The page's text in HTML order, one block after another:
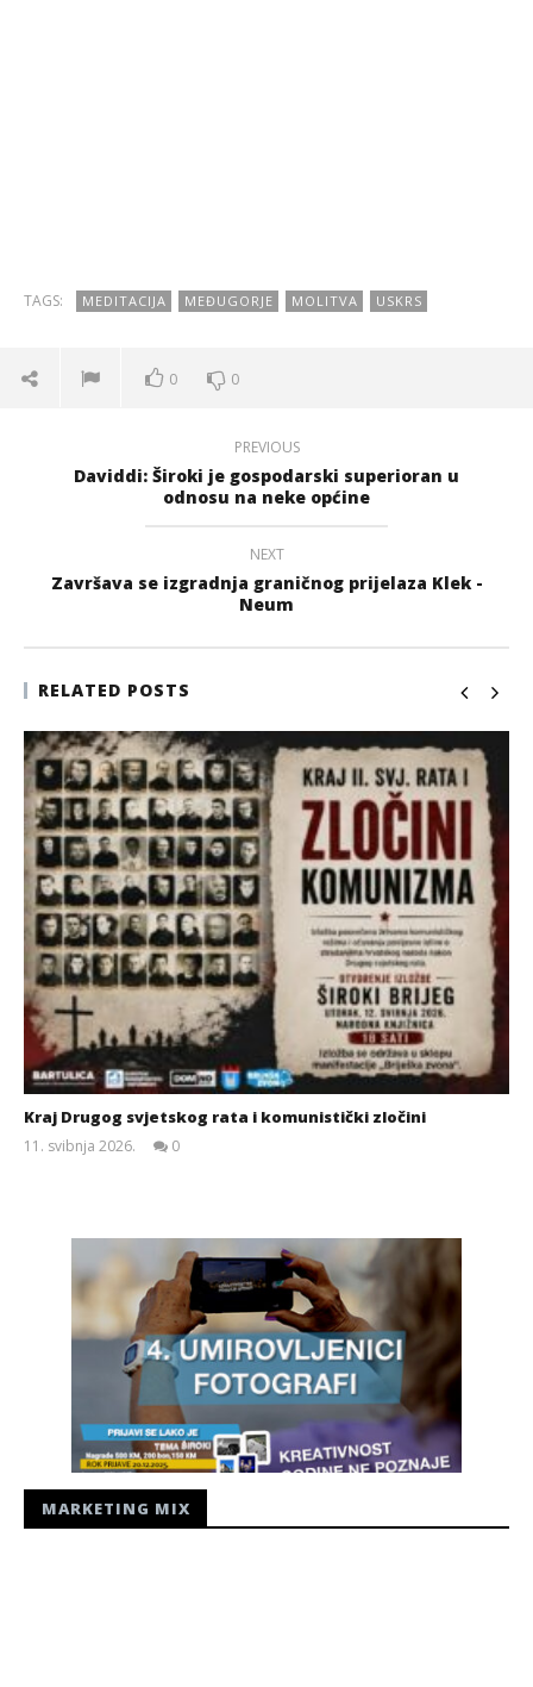
TAGS: MEDITACIJA MEĐUGORJE MOLITVA USKRS
0 0
PREVIOUS
Daviddi: Široki je gospodarski superioran u
odnosu na neke općine
NEXT
Završava se izgradnja graničnog prijelaza Klek -
Neum
RELATED POSTS
Kraj Drugog svjetskog rata i komunistički zločini
11. svibnja 2026.
0
MARKETING MIX